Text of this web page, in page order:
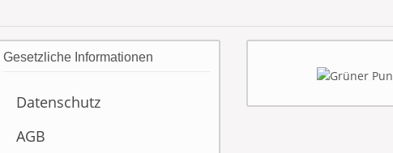
Gesetzliche Informationen
Datenschutz
AGB